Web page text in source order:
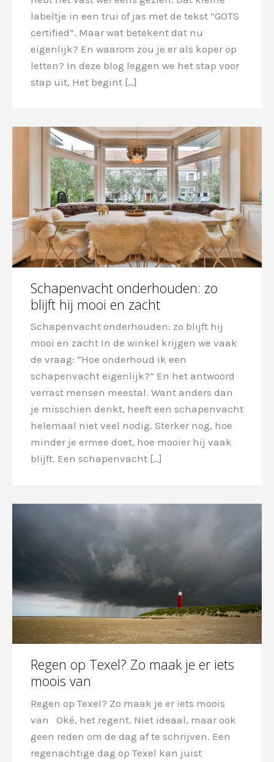
labeltje in een trui of jas met de tekst “GOTS
certified”. Maar wat betekent dat nu
eigenlijk? En waarom zou je er als koper op
letten? In deze blog leggen we het stap voor
stap uit, Het begint […]
Schapenvacht onderhouden: zo
blijft hij mooi en zacht
Schapenvacht onderhouden: zo blijft hij
mooi en zacht In de winkel krijgen we vaak
de vraag: “Hoe onderhoud ik een
schapenvacht eigenlijk?” En het antwoord
verrast mensen meestal. Want anders dan
je misschien denkt, heeft een schapenvacht
helemaal niet veel nodig. Sterker nog, hoe
minder je ermee doet, hoe mooier hij vaak
blijft. Een schapenvacht […]
Regen op Texel? Zo maak je er iets
moois van
Regen op Texel? Zo maak je er iets moois
van Oké, het regent. Niet ideaal, maar ook
geen reden om de dag af te schrijven. Een
regenachtige dag op Texel kan juist